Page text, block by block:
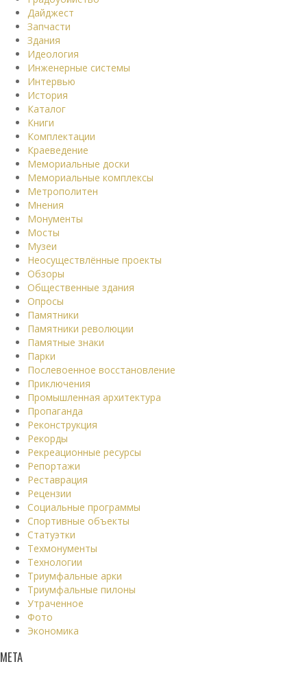
Дайджест
Запчасти
Здания
Идеология
Инженерные системы
Интервью
История
Каталог
Книги
Комплектации
Краеведение
Мемориальные доски
Мемориальные комплексы
Метрополитен
Мнения
Монументы
Мосты
Музеи
Неосуществлённые проекты
Обзоры
Общественные здания
Опросы
Памятники
Памятники революции
Памятные знаки
Парки
Послевоенное восстановление
Приключения
Промышленная архитектура
Пропаганда
Реконструкция
Рекорды
Рекреационные ресурсы
Репортажи
Реставрация
Рецензии
Социальные программы
Спортивные объекты
Статуэтки
Техмонументы
Технологии
Триумфальные арки
Триумфальные пилоны
Утраченное
Фото
Экономика
МЕТА